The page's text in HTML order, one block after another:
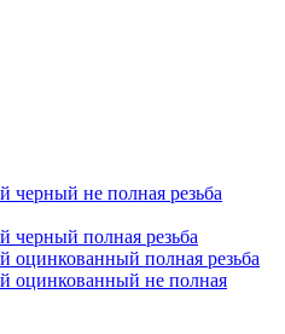
черный не полная резьба
черный полная резьба
оцинкованный полная резьба
оцинкованный не полная